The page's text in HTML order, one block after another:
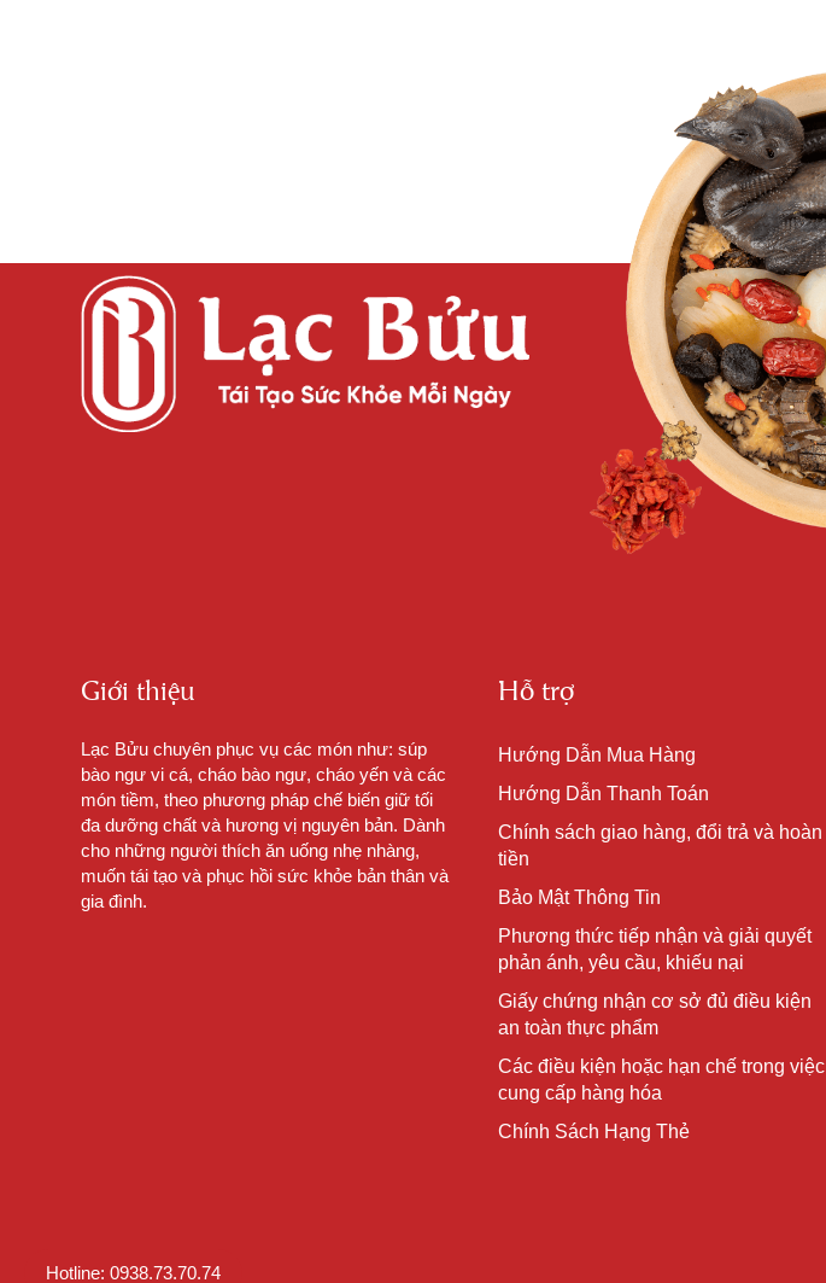
Giới thiệu
Lạc Bửu chuyên phục vụ các món như: súp
bào ngư vi cá, cháo bào ngư, cháo yến và các
món tiềm, theo phương pháp chế biến giữ tối
đa dưỡng chất và hương vị nguyên bản. Dành
cho những người thích ăn uống nhẹ nhàng,
muốn tái tạo và phục hồi sức khỏe bản thân và
gia đình.
Hỗ trợ
Hướng Dẫn Mua Hàng
Hướng Dẫn Thanh Toán
Chính sách giao hàng, đổi trả và hoàn
tiền
Bảo Mật Thông Tin
Phương thức tiếp nhận và giải quyết
phản ánh, yêu cầu, khiếu nại
Giấy chứng nhận cơ sở đủ điều kiện
an toàn thực phẩm
Các điều kiện hoặc hạn chế trong việc
cung cấp hàng hóa
Chính Sách Hạng Thẻ
Hotline: 0938.73.70.74